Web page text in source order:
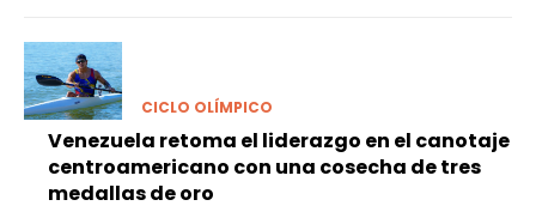
CICLO OLÍMPICO
Venezuela retoma el liderazgo en el canotaje
centroamericano con una cosecha de tres
medallas de oro